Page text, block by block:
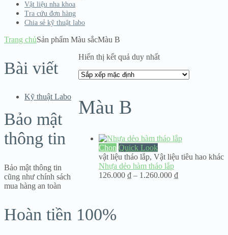
Vật liệu nha khoa
Tra cứu đơn hàng
Chia sẻ kỹ thuật labo
Trang chủSản phẩm Màu sắcMàu B
Hiển thị kết quả duy nhất
Màu B
Chọn Quick Look
vật liệu tháo lắp, Vật liệu tiêu hao khác
Nhựa dẻo hàm tháo lắp
126.000 ₫ – 1.260.000 ₫Khoảng
Bài viết
Kỹ thuật Labo
Bảo mật
thông tin
Bảo mật thông tin
cũng như chính sách
mua hàng an toàn
Hoàn tiền 100%